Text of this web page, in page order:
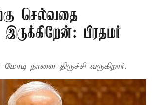
செல்வதை
இருக்கிறேன்: பிரதமர்
மோடி நாளை திருச்சி வருகிறார்.